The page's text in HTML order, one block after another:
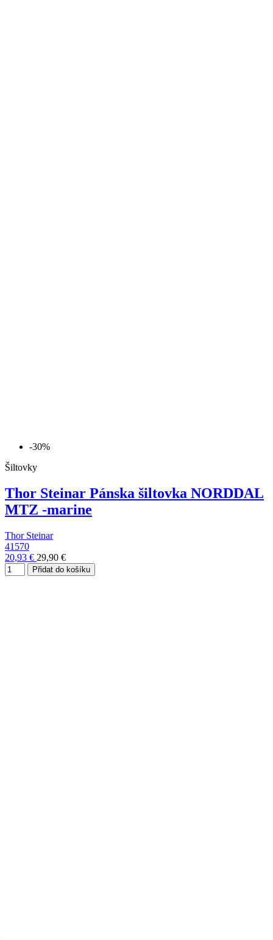
-30%
Šiltovky
Thor Steinar Pánska šiltovka NORDDAL
MTZ -marine
Thor Steinar
41570
20,93 € 29,90 €
Přidat do košíku